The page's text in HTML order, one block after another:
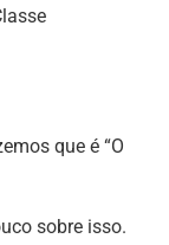
que é “O
sobre isso.